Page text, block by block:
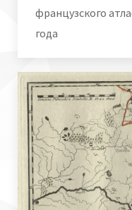
французского
года